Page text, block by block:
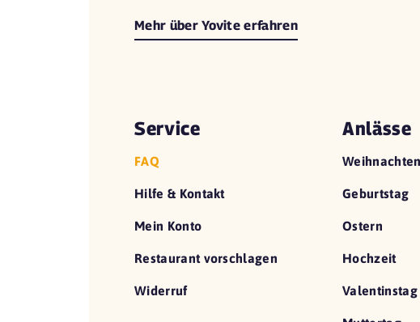
Mehr über Yovite erfahren
Service
FAQ
Hilfe & Kontakt
Mein Konto
Restaurant vorschlagen
Widerruf
Anlässe
Weihnachten
Geburtstag
Ostern
Hochzeit
Valentinstag